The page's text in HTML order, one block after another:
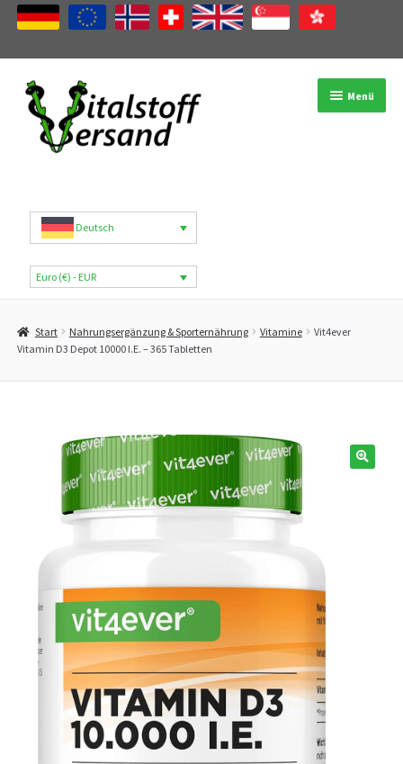
Zur
Navigation
springen
Zum
Inhalt
springen
Menü
Produktkategorien
Marken
B2B
Deutsch
Euro (€) - EUR
Start Nahrungsergänzung & Sporternährung Vitamine
Vit4ever
Vitamin D3 Depot 10000 I.E. – 365 Tabletten